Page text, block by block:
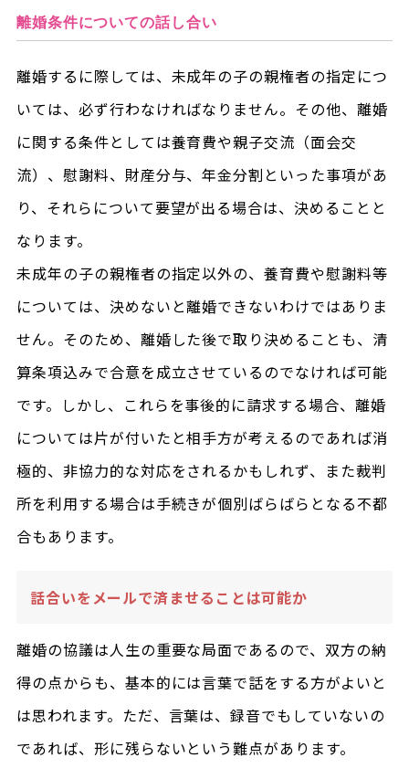
離婚条件についての話し合い
離婚するに際しては、未成年の子の親権者の指定につ
いては、必ず行わなければなりません。その他、離婚
に関する条件としては養育費や親子交流（面会交
流）、慰謝料、財産分与、年金分割といった事項があ
り、それらについて要望が出る場合は、決めることと
なります。
未成年の子の親権者の指定以外の、養育費や慰謝料等
については、決めないと離婚できないわけではありま
せん。そのため、離婚した後で取り決めることも、清
算条項込みで合意を成立させているのでなければ可能
です。しかし、これらを事後的に請求する場合、離婚
については片が付いたと相手方が考えるのであれば消
極的、非協力的な対応をされるかもしれず、また裁判
所を利用する場合は手続きが個別ばらばらとなる不都
合もあります。
話合いをメールで済ませることは可能か
離婚の協議は人生の重要な局面であるので、双方の納
得の点からも、基本的には言葉で話をする方がよいと
は思われます。ただ、言葉は、録音でもしていないの
であれば、形に残らないという難点があります。